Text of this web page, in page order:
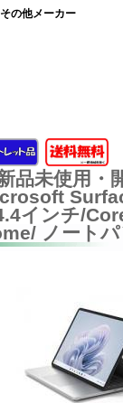
の他メーカー
新品未使用
インチ/
ノート